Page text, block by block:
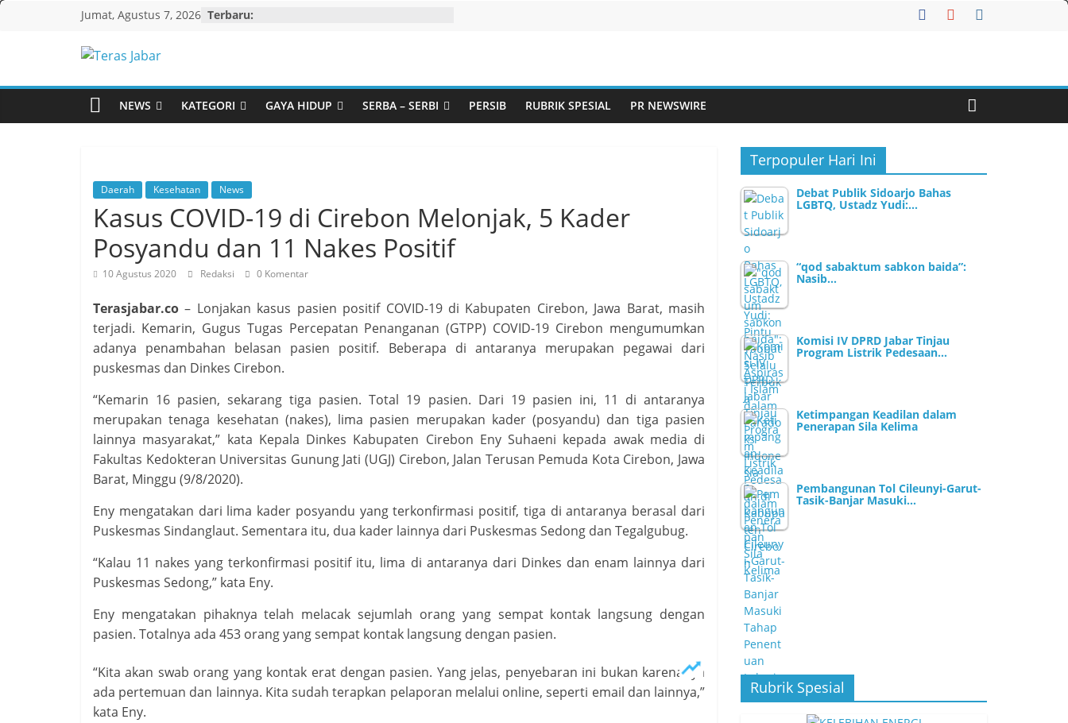
Skip
Jumat, Agustus 7, 2026 Terbaru:
Teras
Jabar
NEWS KATEGORI GAYA HIDUP SERBA – SERBI PERSIB RUBRIK SPESIAL PR NEWSWIRE
Daerah Kesehatan News
Kasus COVID-19 di Cirebon Melonjak, 5 Kader
Posyandu dan 11 Nakes Positif
10 Agustus 2020 Redaksi 0 Komentar
Terasjabar.co – Lonjakan kasus pasien positif COVID-19 di Kabupaten Cirebon, Jawa Barat, masih
terjadi. Kemarin, Gugus Tugas Percepatan Penanganan (GTPP) COVID-19 Cirebon mengumumkan
adanya penambahan belasan pasien positif. Beberapa di antaranya merupakan pegawai dari
puskesmas dan Dinkes Cirebon.
“Kemarin 16 pasien, sekarang tiga pasien. Total 19 pasien. Dari 19 pasien ini, 11 di antaranya
merupakan tenaga kesehatan (nakes), lima pasien merupakan kader (posyandu) dan tiga pasien
lainnya masyarakat,” kata Kepala Dinkes Kabupaten Cirebon Eny Suhaeni kepada awak media di
Fakultas Kedokteran Universitas Gunung Jati (UGJ) Cirebon, Jalan Terusan Pemuda Kota Cirebon, Jawa
Barat, Minggu (9/8/2020).
Eny mengatakan dari lima kader posyandu yang terkonfirmasi positif, tiga di antaranya berasal dari
Puskesmas Sindanglaut. Sementara itu, dua kader lainnya dari Puskesmas Sedong dan Tegalgubug.
“Kalau 11 nakes yang terkonfirmasi positif itu, lima di antaranya dari Dinkes dan enam lainnya dari
Puskesmas Sedong,” kata Eny.
Eny mengatakan pihaknya telah melacak sejumlah orang yang sempat kontak langsung dengan
pasien. Totalnya ada 453 orang yang sempat kontak langsung dengan pasien.
“Kita akan swab orang yang kontak erat dengan pasien. Yang jelas, penyebaran ini bukan karenanya
ada pertemuan dan lainnya. Kita sudah terapkan pelaporan melalui online, seperti email dan lainnya,”
kata Eny.
Terpopuler Hari Ini
Debat Publik Sidoarjo Bahas
LGBTQ, Ustadz Yudi:…
“qod sabaktum sabkon baida”:
Nasib…
Komisi IV DPRD Jabar Tinjau
Program Listrik Pedesaan…
Ketimpangan Keadilan dalam
Penerapan Sila Kelima
Pembangunan Tol Cileunyi-Garut-
Tasik-Banjar Masuki…
Rubrik Spesial